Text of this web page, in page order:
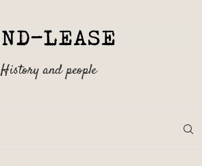
History and people